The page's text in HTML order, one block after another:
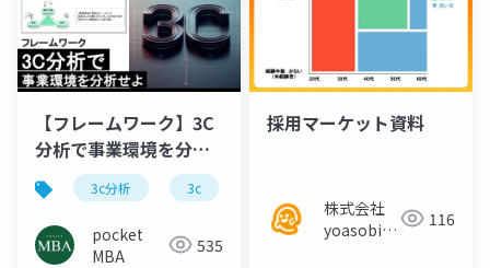
【フレームワーク】3C
分析で事業環境を分析
せよ
3c分析 3c
pocket
MBA
535
採用マーケット資料
株式会社
yoasobi／
116